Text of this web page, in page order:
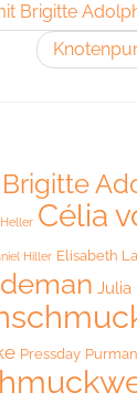
Brigitte
Brigitte
Célia
Hiller Elisabeth
Julia
Pressday Purman